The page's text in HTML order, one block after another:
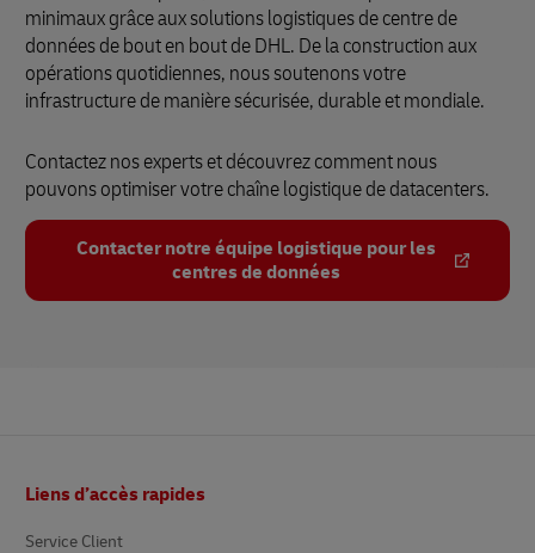
minimaux grâce aux solutions logistiques de centre de
données de bout en bout de DHL. De la construction aux
opérations quotidiennes, nous soutenons votre
infrastructure de manière sécurisée, durable et mondiale.
Contactez nos experts et découvrez comment nous
pouvons optimiser votre chaîne logistique de datacenters.
Contacter notre équipe logistique pour les
centres de données
de
Liens d’accès rapides
Service Client